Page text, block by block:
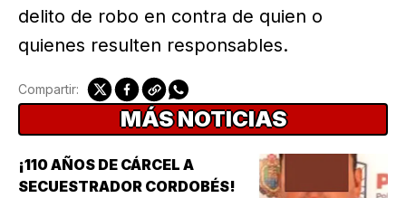
delito de robo en contra de quien o
quienes resulten responsables.
Compartir:
MÁS NOTICIAS
¡110 AÑOS DE CÁRCEL A
SECUESTRADOR CORDOBÉS!